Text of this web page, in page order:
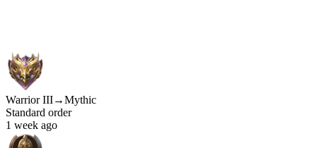
Warrior III→Mythic
Standard order
1 week ago